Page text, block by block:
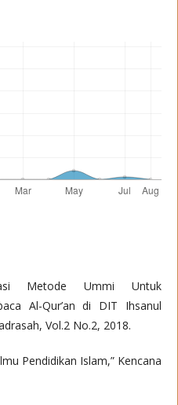
Metode Ummi Untuk
Al-Qur’an di DIT Ihsanul
Vol.2 No.2, 2018.
Pendidikan Islam,” Kencana